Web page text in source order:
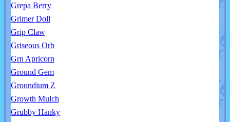
Grepa Berry
Grimer Doll
Grip Claw
Griseous Orb
Grn Apricorn
Ground Gem
Groundium Z
Growth Mulch
Grubby Hanky